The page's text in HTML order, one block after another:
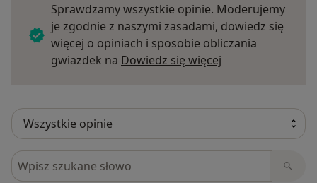
Sprawdzamy wszystkie opinie. Moderujemy
je zgodnie z naszymi zasadami, dowiedz się
więcej o opiniach i sposobie obliczania
gwiazdek na Dowiedz się więcej
Szukaj w opiniach